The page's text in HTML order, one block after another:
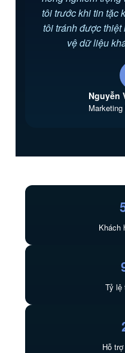
tôi trước khi tin tặc
tôi tránh được
vệ dữ liệu
Nguyễn
Khách
Tỷ lệ
Hỗ